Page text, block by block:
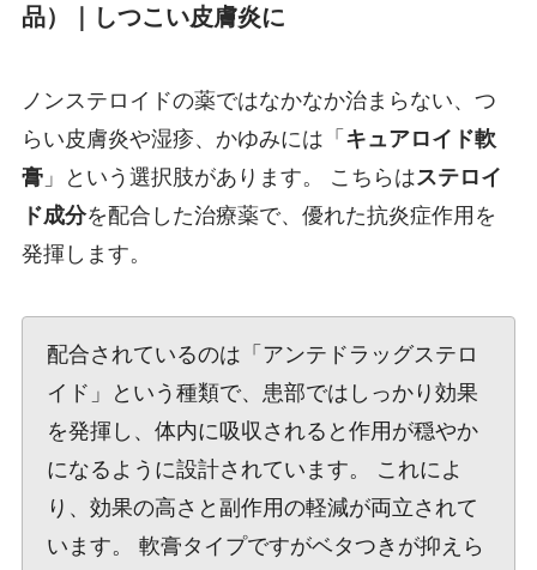
品）｜しつこい皮膚炎に
ノンステロイドの薬ではなかなか治まらない、つ
らい皮膚炎や湿疹、かゆみには「 キュアロイド軟
膏」という選択肢があります。 こちらはステロイ
ド成分を配合した治療薬で、優れた抗炎症作用を
発揮します。
配合されているのは「アンテドラッグステロ
イド」という種類で、患部ではしっかり効果
を発揮し、体内に吸収されると作用が穏やか
になるように設計されています。 これによ
り、効果の高さと副作用の軽減が両立されて
います。 軟膏タイプですがベタつきが抑えら